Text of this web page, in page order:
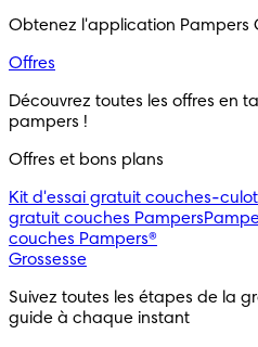
Obtenez l'application Pampers
Offres
Découvrez toutes les offres en
pampers !
Offres et bons plans
Kit d'essai gratuit couches-
gratuit couches Pampers
couches Pampers®
Grossesse
Suivez toutes les étapes de la
guide à chaque instant